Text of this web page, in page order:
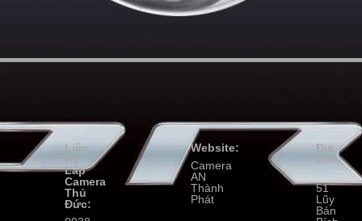
Liên
Hệ
Lắp
Camera
Thủ
Đức:
Website:
Camera
AN
Thành
Phát
Địa
Chỉ:
51
Lũy
Bán